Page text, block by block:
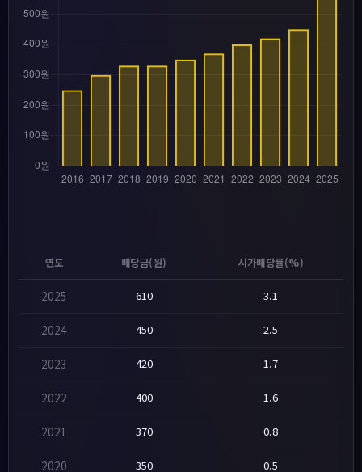
연도 배당금(원) 시가배당률(%)
2025 610 3.1
2024 450 2.5
2023 420 1.7
2022 400 1.6
2021 370 0.8
2020 350 0.5